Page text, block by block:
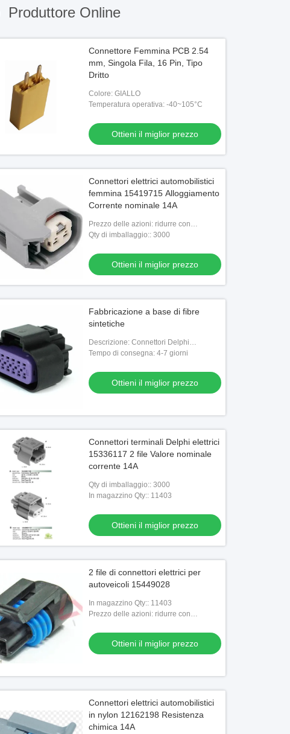
Produttore Online
Connettore Femmina PCB 2.54
mm, Singola Fila, 16 Pin, Tipo
Dritto
Colore: GIALLO
Temperatura operativa: -40~105°C
Ottieni il miglior prezzo
Connettori elettrici automobilistici
femmina 15419715 Alloggiamento
Corrente nominale 14A
Prezzo delle azioni: ridurre con
l'aumento della quantità
Qty di imballaggio:: 3000
Ottieni il miglior prezzo
Fabbricazione a base di fibre
sintetiche
Descrizione: Connettori Delphi
15326849
Tempo di consegna: 4-7 giorni
Ottieni il miglior prezzo
Connettori terminali Delphi elettrici
15336117 2 file Valore nominale
corrente 14A
Qty di imballaggio:: 3000
In magazzino Qty:: 11403
Ottieni il miglior prezzo
2 file di connettori elettrici per
autoveicoli 15449028
In magazzino Qty:: 11403
Prezzo delle azioni: ridurre con
Ottieni il miglior prezzo
Connettori elettrici automobilistici
in nylon 12162198 Resistenza
chimica 14A